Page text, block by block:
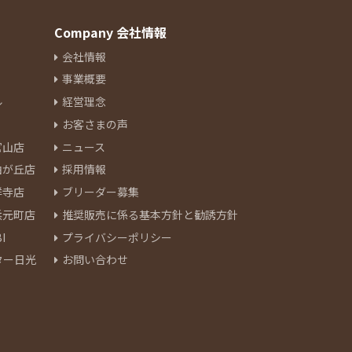
店
丘店
店
町店
日光
Company 会社情報
会社情報
事業概要
経営理念
お客さまの声
ニュース
採用情報
ブリーダー募集
推奨販売に係る基本方針と勧誘方針
プライバシーポリシー
お問い合わせ